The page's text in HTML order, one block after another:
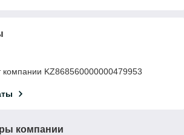
компании KZ868560000000479953
компании